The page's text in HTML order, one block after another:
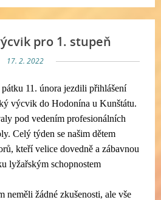
pro 1. stupeň
17. 2. 2022
11. února jezdili přihlášení
výcvik do Hodonína u Kunštátu.
pod vedením profesionálních
Celý týden se našim dětem
kteří velice dovedně a zábavnou
lyžařským schopnostem
neměli žádné zkušenosti, ale vše